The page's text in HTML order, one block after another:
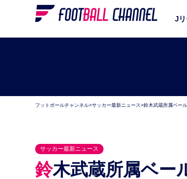
J
フットボールチャンネル>サッカー最新ニュース>鈴木武蔵所属ベー
サッカー最新ニュース
鈴木武蔵所属ベールスホットで選手7人らがコロナ陽